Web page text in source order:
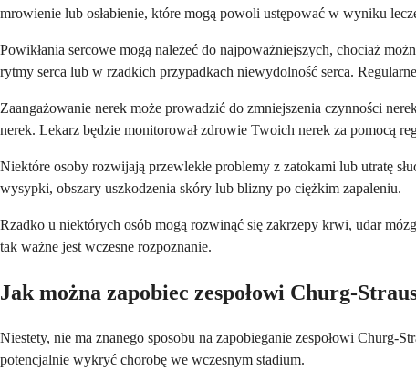
mrowienie lub osłabienie, które mogą powoli ustępować w wyniku
Powikłania sercowe mogą należeć do najpoważniejszych, chociaż
rytmy serca lub w rzadkich przypadkach niewydolność serca.
Zaangażowanie nerek może prowadzić do zmniejszenia czynności
nerek. Lekarz będzie monitorował zdrowie Twoich nerek za pomocą
Niektóre osoby rozwijają przewlekłe problemy z zatokami lub utratę
wysypki, obszary uszkodzenia skóry lub blizny po ciężkim zapaleniu.
Rzadko u niektórych osób mogą rozwinąć się zakrzepy krwi, udar
tak ważne jest wczesne rozpoznanie.
Jak można zapobiec zespołowi Churg-
Niestety, nie ma znanego sposobu na zapobieganie zespołowi
potencjalnie wykryć chorobę we wczesnym stadium.